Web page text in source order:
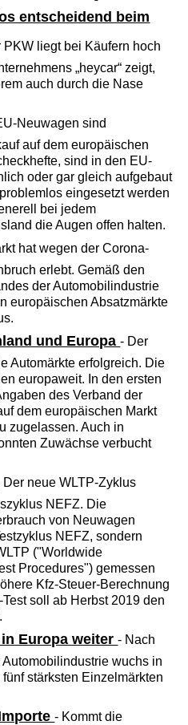
entscheidend beim
liegt bei Käufern hoch
„heycar“ zeigt,
auch durch die Nase
Neuwagen sind
auf dem europäischen
sind in den EU-
oder gar gleich aufgebaut
eingesetzt werden
bei jedem
die Augen offen halten.
hat wegen der Corona-
erlebt. Gemäß den
der Automobilindustrie
europäischen Absatzmärkte
und Europa- Der
Automärkte erfolgreich. Die
europaweit. In den ersten
des Verband der
dem europäischen Markt
zugelassen. Auch in
Zuwächse verbucht
Der neue WLTP-Zyklus
NEFZ. Die
von Neuwagen
NEFZ, sondern
("Worldwide
Procedures") gemessen
Kfz-Steuer-Berechnung
soll ab Herbst 2019 den
in Europa weiter- Nach
wuchs in
stärksten Einzelmärkten
- Kommt die